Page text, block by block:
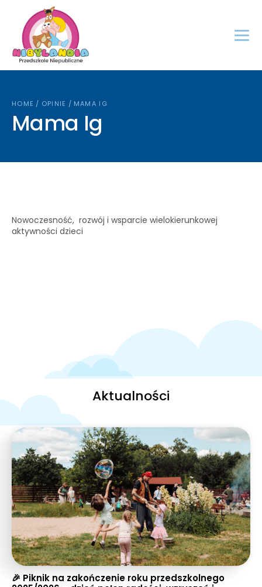
HOME / OPINIE / MAMA IG
Mama Ig
Nowoczesność, rozwój i wsparcie wielokierunkowej
aktywności dzieci
Aktualności
🎉 Piknik na zakończenie roku przedszkolnego